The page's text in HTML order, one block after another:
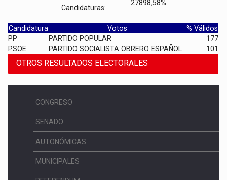
Candidaturas:
27898,58%
Candidatura Votos
% Válidos
PP
PARTIDO POPULAR
177
PSOE
PARTIDO SOCIALISTA OBRERO ESPAÑOL 101
OTROS RESULTADOS ELECTORALES
CONGRESO
SENADO
AUTONÓMICAS
MUNICIPALES